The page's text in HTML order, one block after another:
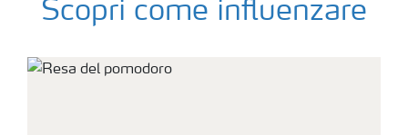
Scopri come influenzare